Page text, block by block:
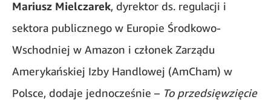
Mariusz Mielczarek, dyrektor ds. regulacji i
sektora publicznego w Europie Środkowo-
Wschodniej w Amazon i członek Zarządu
Amerykańskiej Izby Handlowej (AmCham) w
Polsce, dodaje jednocześnie – To przedsięwzięcie